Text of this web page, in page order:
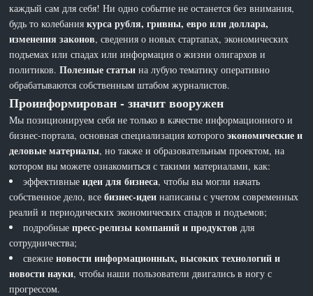
каждый сам для себя! Ни одно событие не останется без внимания,
будь то колебаниякурса рубля, гривны, евро или доллара,
изменения законов, сведения о новых стартапах, экономических
подъемах или спадах или информация о жизни олигархов и
политиков.Полезные статьи на лубую тематику оперативно
обрабатываются собственным штабом журналистов.
Проинформирован - значит вооружен
Мы позиционируем себя не только в качестве информационного и
бизнес-портала, основная специализация которогоэкономические и
деловые материалы, но также и образовательным проектом, на
котором вы можете ознакомиться с такими материалами, как:
эффективныеидеи для бизнеса, чтобы вы могли начать
собственное дело, всебизнес-идеи написаны с учетом современных
реалий и периодических экономических спадов и подъемов;
подробныепресс-релизы компаний и продуктов для
сотрудничества;
свежиеновости информационных, высоких технологий и
новости науки, чтобы наши пользователи двигались в ногу с
прогрессом.